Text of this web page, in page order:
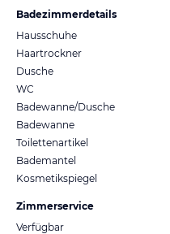
Badezimmerdetails
Hausschuhe
Haartrockner
Dusche
WC
Badewanne/Dusche
Badewanne
Toilettenartikel
Bademantel
Kosmetikspiegel
Zimmerservice
Verfügbar